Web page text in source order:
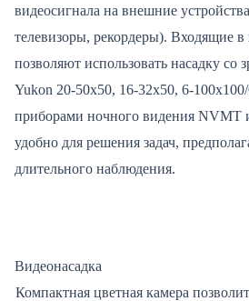
видеосигнала на внешние
телевизоры, рекордеры). Входящие в
позволяют использовать насадку со
Yukon 20-50х50, 16-32х50, 6-
приборами ночного видения NVMT
удобно для решения задач,
длительного наблюдения.
Видеонасадка
Компактная цветная камера